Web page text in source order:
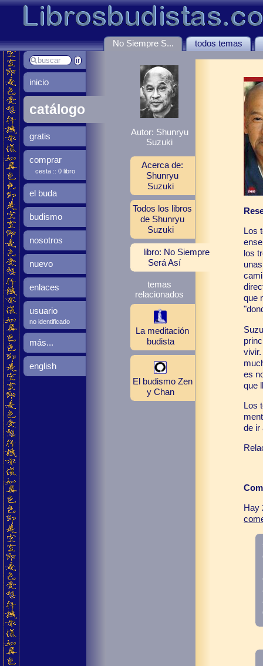
Los
los
que
es
que
Los
de ir
Hay
No Siempre S... todos temas
Autor: Shunryu
Suzuki
Acerca de:
Shunryu
Suzuki
Todos los libros
de Shunryu
Suzuki
libro: No Siempre
Será Así
temas
relacionados
La meditación
budista
El budismo Zen
y Chan
inicio
catálogo
gratis
comprar
cesta :: 0 libro
el buda
budismo
nosotros
nuevo
enlaces
usuario
no identificado
más...
english